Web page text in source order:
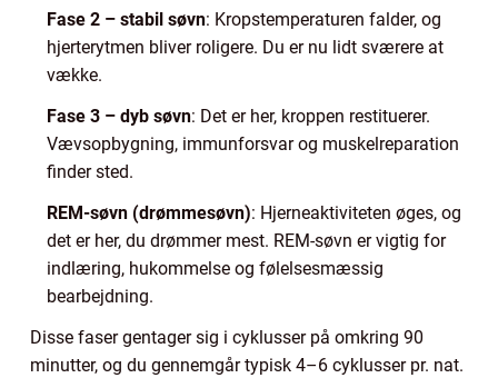
Fase 2 – stabil søvn: Kropstemperaturen falder, og
hjerterytmen bliver roligere. Du er nu lidt sværere at
vække.
Fase 3 – dyb søvn: Det er her, kroppen restituerer.
Vævsopbygning, immunforsvar og muskelreparation
finder sted.
REM-søvn (drømmesøvn): Hjerneaktiviteten øges, og
det er her, du drømmer mest. REM-søvn er vigtig for
indlæring, hukommelse og følelsesmæssig
bearbejdning.
Disse faser gentager sig i cyklusser på omkring 90
minutter, og du gennemgår typisk 4–6 cyklusser pr. nat.